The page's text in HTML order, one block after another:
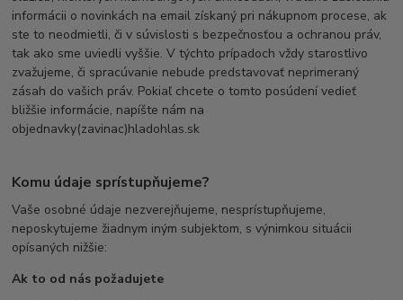
informácii o novinkách na email získaný pri nákupnom procese, ak
ste to neodmietli, či v súvislosti s bezpečnosťou a ochranou práv,
tak ako sme uviedli vyššie. V týchto prípadoch vždy starostlivo
zvažujeme, či spracúvanie nebude predstavovať neprimeraný
zásah do vašich práv. Pokiaľ chcete o tomto posúdení vedieť
bližšie informácie, napíšte nám na
objednavky(zavinac)hladohlas.sk
Komu údaje sprístupňujeme?
Vaše osobné údaje nezverejňujeme, nesprístupňujeme,
neposkytujeme žiadnym iným subjektom, s výnimkou situácii
opísaných nižšie:
Ak to od nás požadujete